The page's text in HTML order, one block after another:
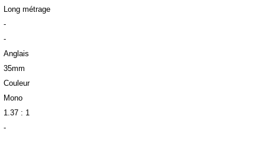
Long métrage
-
-
Anglais
35mm
Couleur
Mono
1.37 : 1
-